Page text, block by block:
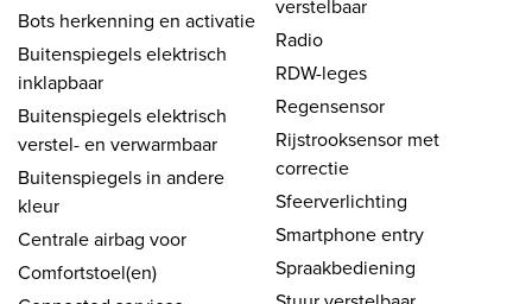
Bots herkenning en activatie
Buitenspiegels elektrisch
inklapbaar
Buitenspiegels elektrisch
verstel- en verwarmbaar
Buitenspiegels in andere
kleur
Centrale airbag voor
Comfortstoel(en)
verstelbaar
Radio
RDW-leges
Regensensor
Rijstrooksensor met
correctie
Sfeerverlichting
Smartphone entry
Spraakbediening